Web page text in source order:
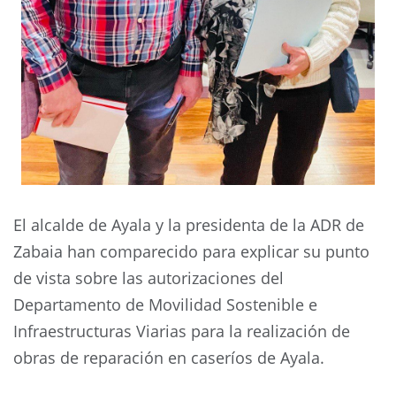
El alcalde de Ayala y la presidenta de la ADR de
Zabaia han comparecido para explicar su punto
de vista sobre las autorizaciones del
Departamento de Movilidad Sostenible e
Infraestructuras Viarias para la realización de
obras de reparación en caseríos de Ayala.